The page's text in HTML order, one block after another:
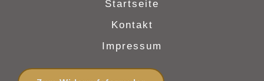
Startseite
Kontakt
Impressum